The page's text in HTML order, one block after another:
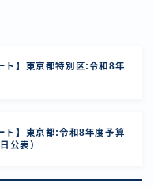
ト】東京都特別区:令和8年
ト】東京都:令和8年度予算
公表）